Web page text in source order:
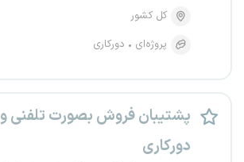
کل کشور
پروژه‌ای
دورکاری
پشتیبان فروش بصورت تلفنی و
دورکاری